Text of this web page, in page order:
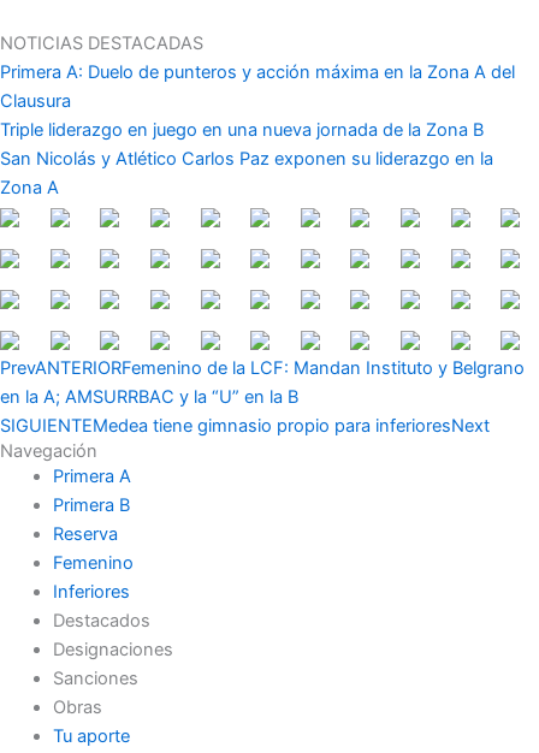
al
contenido
NOTICIAS DESTACADAS
Primera A: Duelo de punteros y acción máxima en la Zona A del
Clausura
Triple liderazgo en juego en una nueva jornada de la Zona B
San Nicolás y Atlético Carlos Paz exponen su liderazgo en la
Zona A
PrevANTERIORFemenino de la LCF: Mandan Instituto y Belgrano
en la A; AMSURRBAC y la “U” en la B
SIGUIENTEMedea tiene gimnasio propio para inferioresNext
Navegación
Primera A
Primera B
Reserva
Femenino
Inferiores
Destacados
Designaciones
Sanciones
Obras
Tu aporte